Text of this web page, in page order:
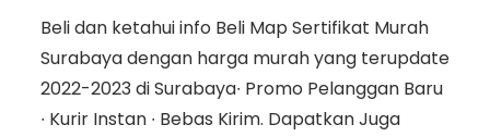
Beli dan ketahui info Beli Map Sertifikat Murah
Surabaya dengan harga murah yang terupdate
2022-2023 di Surabaya∙ Promo Pelanggan Baru
∙ Kurir Instan ∙ Bebas Kirim. Dapatkan Juga